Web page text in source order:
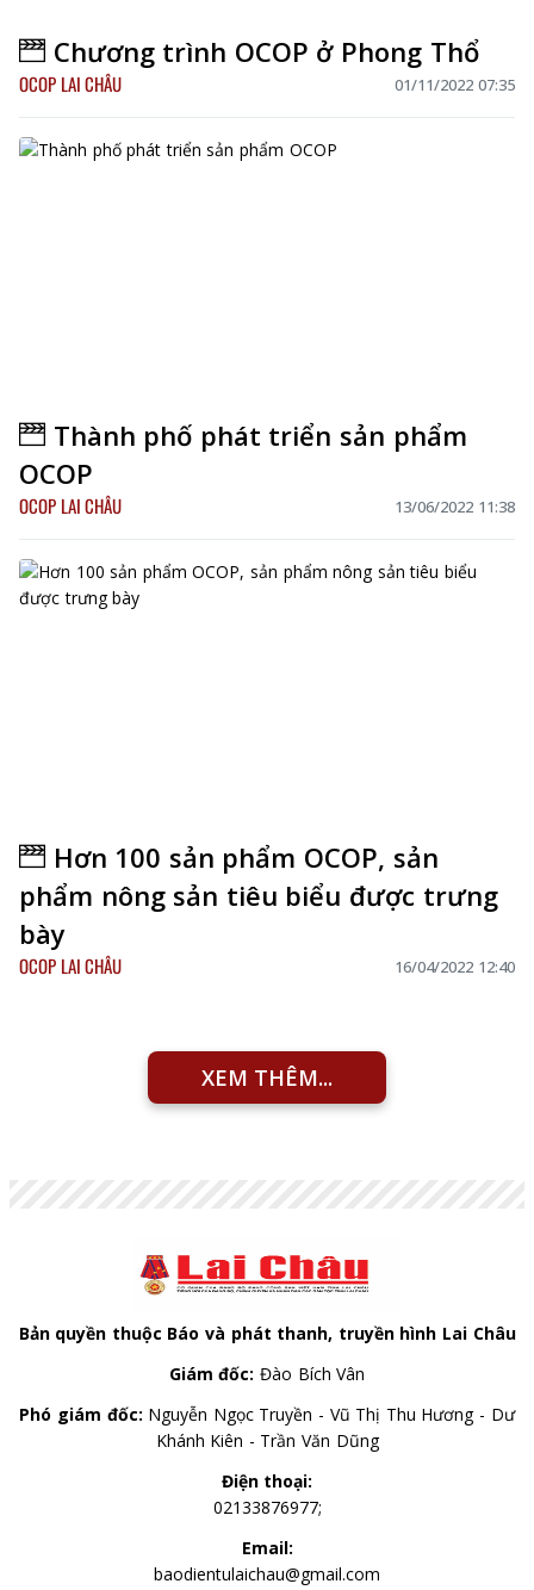
Chương trình OCOP ở Phong Thổ
OCOP LAI CHÂU 01/11/2022 07:35
Thành phố phát triển sản phẩm
OCOP
OCOP LAI CHÂU 13/06/2022 11:38
Hơn 100 sản phẩm OCOP, sản
phẩm nông sản tiêu biểu được trưng
bày
OCOP LAI CHÂU 16/04/2022 12:40
XEM THÊM...
Bản quyền thuộc Báo và phát thanh, truyền hình Lai Châu
Giám đốc: Đào Bích Vân
Phó giám đốc: Nguyễn Ngọc Truyền - Vũ Thị Thu Hương - Dư
Khánh Kiên - Trần Văn Dũng
Điện thoại:
02133876977;
Email:
baodientulaichau@gmail.com